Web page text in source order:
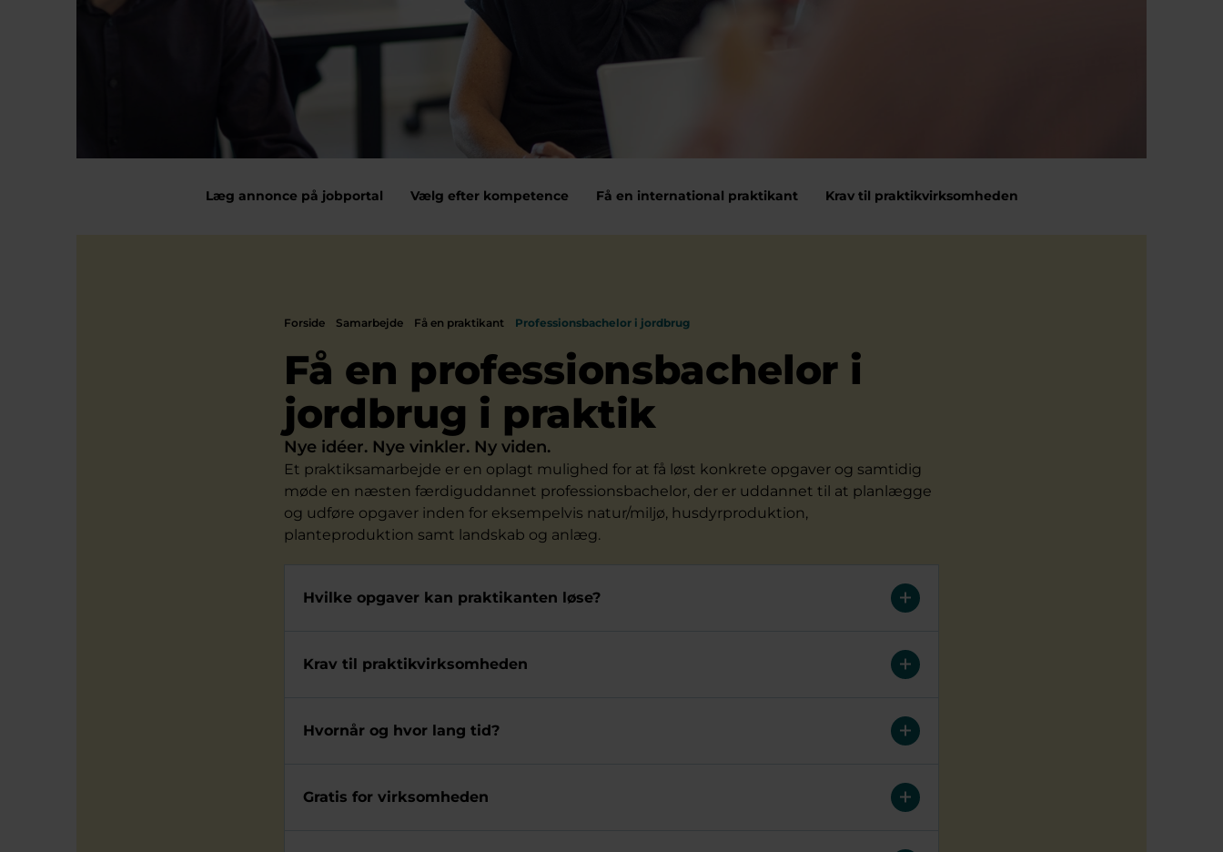
Læg annonce på jobportal Vælg efter kompetence Få en international praktikant Krav til praktikvirksomheden
Forside Samarbejde Få en praktikant Professionsbachelor i jordbrug
Få en professionsbachelor i
jordbrug i praktik
Nye idéer. Nye vinkler. Ny viden.
Et praktiksamarbejde er en oplagt mulighed for at få løst konkrete opgaver og samtidig
møde en næsten færdiguddannet professionsbachelor, der er uddannet til at planlægge
og udføre opgaver inden for eksempelvis natur/miljø, husdyrproduktion,
planteproduktion samt landskab og anlæg.
Hvilke opgaver kan praktikanten løse?
Krav til praktikvirksomheden
Hvornår og hvor lang tid?
Gratis for virksomheden